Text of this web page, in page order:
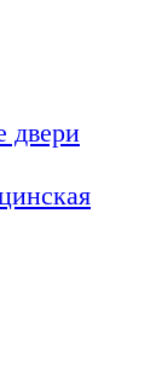
двери